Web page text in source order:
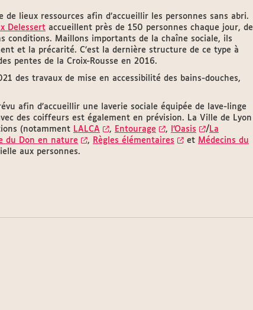
de lieux ressources afin d’accueillir les personnes sans abri.
Delessert accueillent près de 150 personnes chaque jour, de
conditions. Maillons importants de la chaîne sociale, ils
et la précarité. C’est la dernière structure de ce type à
pentes de la Croix-Rousse en 2016.
des travaux de mise en accessibilité des bains-douches,
afin d’accueillir une laverie sociale équipée de lave-linge
des coiffeurs est également en prévision. La Ville de Lyon
(notamment LALCA , Entourage , l’Oasis / La
du Don en nature , Règles élémentaires et Médecins du
aux personnes.